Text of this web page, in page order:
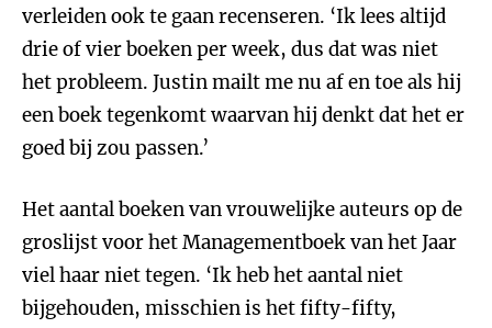
verleiden ook te gaan recenseren. ‘Ik lees altijd
drie of vier boeken per week, dus dat was niet
het probleem. Justin mailt me nu af en toe als hij
een boek tegenkomt waarvan hij denkt dat het er
goed bij zou passen.’
Het aantal boeken van vrouwelijke auteurs op de
groslijst voor het Managementboek van het Jaar
viel haar niet tegen. ‘Ik heb het aantal niet
bijgehouden, misschien is het fifty-fifty,